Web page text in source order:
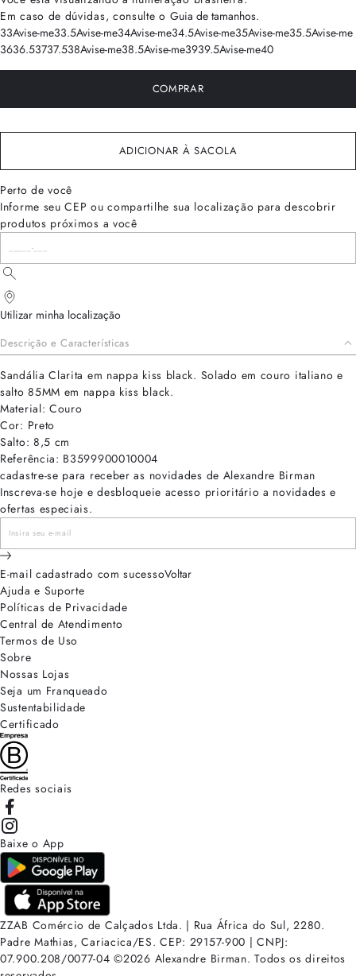
Em caso de dúvidas, consulte o Guia de tamanhos.
33Avise-me33.5Avise-me34Avise-me34.5Avise-me35Avise-me35.5Avise-me
3636.53737.538Avise-me38.5Avise-me3939.5Avise-me40
COMPRAR
ADICIONAR À SACOLA
Perto de você
Informe seu CEP ou compartilhe sua localização para descobrir
produtos próximos a você
Utilizar minha localização
Descrição e Características
Sandália Clarita em nappa kiss black. Solado em couro italiano e
salto 85MM em nappa kiss black.
Material: Couro
Cor: Preto
Salto: 8,5 cm
Referência: B3599900010004
cadastre-se para receber as novidades de Alexandre Birman
Inscreva-se hoje e desbloqueie acesso prioritário a novidades e
ofertas especiais.
E-mail cadastrado com sucessoVoltar
Ajuda e Suporte
Políticas de Privacidade
Central de Atendimento
Termos de Uso
Sobre
Nossas Lojas
Seja um Franqueado
Sustentabilidade
Certificado
Redes sociais
Baixe o App
ZZAB Comércio de Calçados Ltda. | Rua África do Sul, 2280.
Padre Mathias, Cariacica/ES. CEP: 29157-900 | CNPJ:
07.900.208/0077-04 ©2026 Alexandre Birman. Todos os direitos